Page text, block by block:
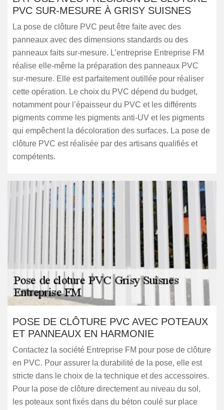
PVC SUR-MESURE À GRISY SUISNES
La pose de clôture PVC peut être faite avec des
panneaux avec des dimensions standards ou des
panneaux faits sur-mesure. L’entreprise Entreprise FM
réalise elle-même la préparation des panneaux PVC
sur-mesure. Elle est parfaitement outillée pour réaliser
cette opération. Le choix du PVC dépend du budget,
notamment pour l’épaisseur du PVC et les différents
pigments comme les pigments anti-UV et les pigments
qui empêchent la décoloration des surfaces. La pose de
clôture PVC est réalisée par des artisans qualifiés et
compétents.
POSE DE CLÔTURE PVC AVEC POTEAUX
ET PANNEAUX EN HARMONIE
Contactez la société Entreprise FM pour pose de clôture
en PVC. Pour assurer la durabilité de la pose, elle est
stricte dans le choix de la technique et des accessoires.
Pour la pose de clôture directement au niveau du sol,
les poteaux sont fixés dans du béton coulé sur place